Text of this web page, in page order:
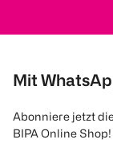
Mit
Abonniere jetzt
BIPA Online Shop!